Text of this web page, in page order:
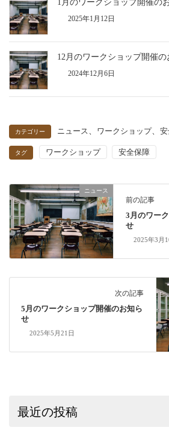
1月のワークショップ開催の
2025年1月12日
12月のワークショップ開催の
2024年12月6日
カテゴリー ニュース、 ワークショップ、
タグ ワークショップ 安全保障
ニュース
前の記事
3月のワー
せ
2025年3月
次の記事
5月のワークショップ開催のお知ら
せ
2025年5月21日
最近の投稿